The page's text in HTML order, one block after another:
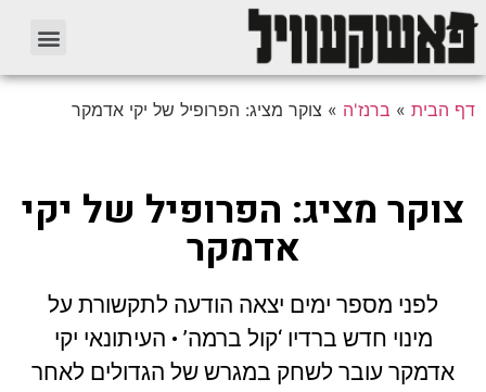
דף הבית » ברנז'ה » צוקר מציג: הפרופיל של יקי אדמקר
צוקר מציג: הפרופיל של יקי
אדמקר
לפני מספר ימים יצאה הודעה לתקשורת על
מינוי חדש ברדיו ‘קול ברמה’ • העיתונאי יקי
אדמקר עובר לשחק במגרש של הגדולים לאחר